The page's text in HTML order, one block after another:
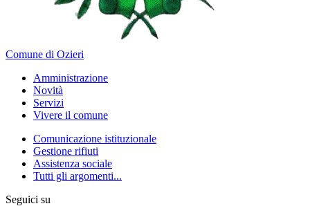
Comune di Ozieri
Amministrazione
Novità
Servizi
Vivere il comune
Comunicazione istituzionale
Gestione rifiuti
Assistenza sociale
Tutti gli argomenti...
Seguici su